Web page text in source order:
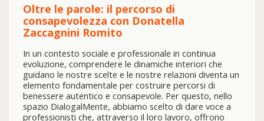
Oltre le parole: il percorso di
consapevolezza con Donatella
Zaccagnini Romito
In un contesto sociale e professionale in continua
evoluzione, comprendere le dinamiche interiori che
guidano le nostre scelte e le nostre relazioni diventa un
elemento fondamentale per costruire percorsi di
benessere autentico e consapevole. Per questo, nello
spazio DialogalMente, abbiamo scelto di dare voce a
professionisti che, attraverso il loro lavoro, offrono